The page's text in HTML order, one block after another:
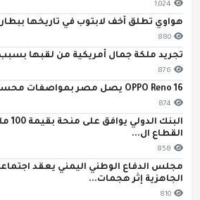
1,024
هواوي تطلق أخف لابتوب في تاريخها ببطارية 18
880
تجريد ملكة جمال أمريكية من لقبها
876
OPPO Reno 16 يصل مصر بمواصفات محسنة وأسعار تنافسية
874
القطاع ال...
858
مجلس الدفاع الوطني اليمني يعقد
الجاهزية إثر هجمات...
810